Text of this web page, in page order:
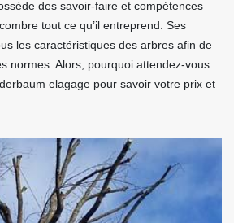
des savoir-faire et compétences
tout ce qu’il entreprend. Ses
les caractéristiques des arbres afin de
normes. Alors, pourquoi attendez-vous
elagage pour savoir votre prix et